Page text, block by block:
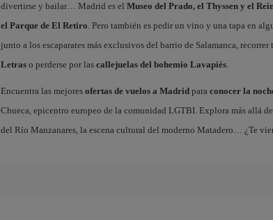
divertirse y bailar… Madrid es el Museo del Prado, el Thyssen y el
el Parque de El Retiro. Pero también es pedir un vino y una tapa en
junto a los escaparates más exclusivos del barrio de Salamanca, recorrer
Letraso perderse por las callejuelas del bohemio Lavapiés.
Encuentra las mejores ofertas de vuelos a Madridpara conocer la
Chueca, epicentro europeo de la comunidad LGTBI. Explora más allá
del Río Manzanares, la escena cultural del moderno Matadero… ¿Te